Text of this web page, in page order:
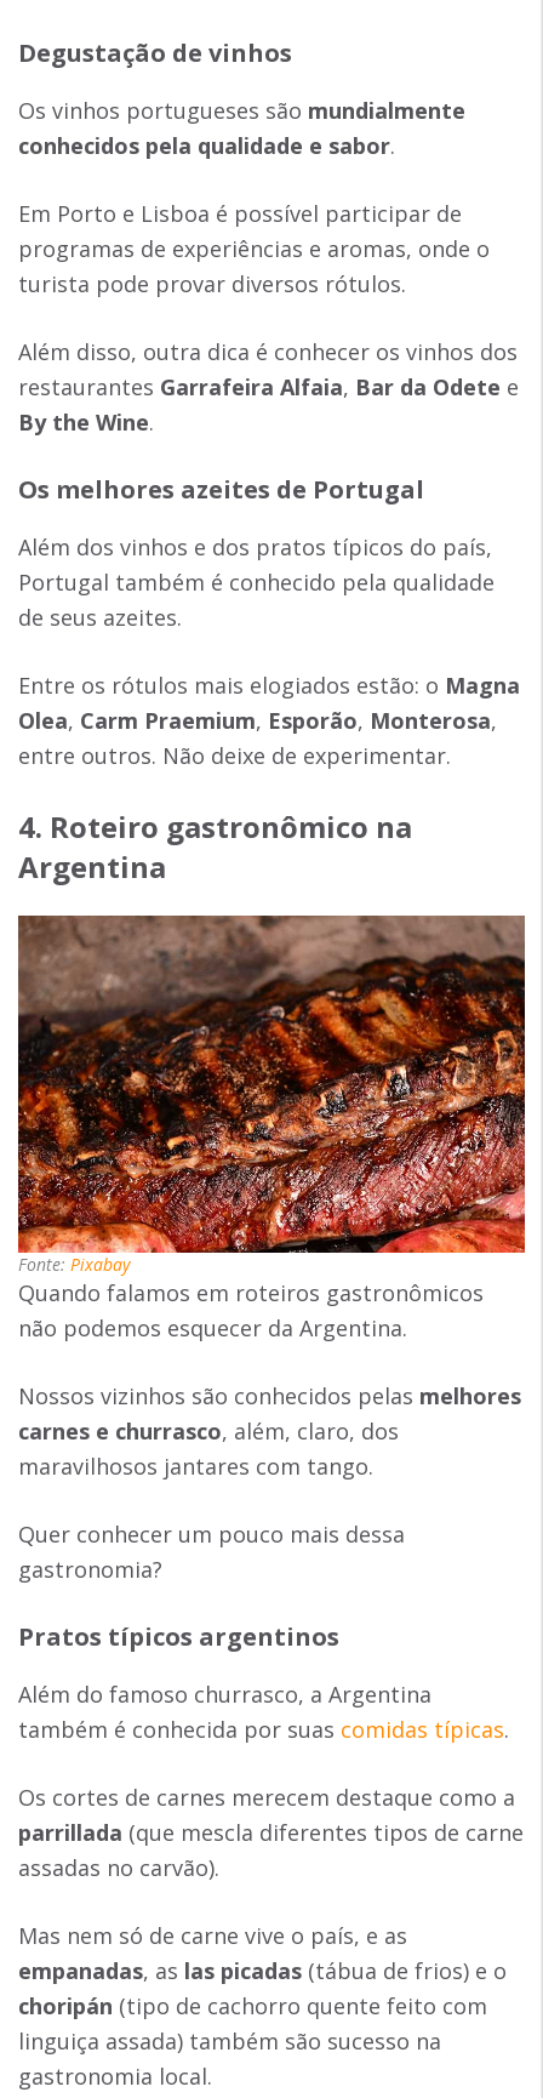
Degustação de vinhos
Os vinhos portugueses são mundialmente
conhecidos pela qualidade e sabor.
Em Porto e Lisboa é possível participar de
programas de experiências e aromas, onde o
turista pode provar diversos rótulos.
Além disso, outra dica é conhecer os vinhos dos
restaurantes Garrafeira Alfaia, Bar da Odete e
By the Wine.
Os melhores azeites de Portugal
Além dos vinhos e dos pratos típicos do país,
Portugal também é conhecido pela qualidade
de seus azeites.
Entre os rótulos mais elogiados estão: o Magna
Olea, Carm Praemium, Esporão, Monterosa,
entre outros. Não deixe de experimentar.
4. Roteiro gastronômico na
Argentina
Fonte: Pixabay
Quando falamos em roteiros gastronômicos
não podemos esquecer da Argentina.
Nossos vizinhos são conhecidos pelas melhores
carnes e churrasco, além, claro, dos
maravilhosos jantares com tango.
Quer conhecer um pouco mais dessa
gastronomia?
Pratos típicos argentinos
Além do famoso churrasco, a Argentina
também é conhecida por suas comidas típicas.
Os cortes de carnes merecem destaque como a
parrillada (que mescla diferentes tipos de carne
assadas no carvão).
Mas nem só de carne vive o país, e as
empanadas, as las picadas (tábua de frios) e o
choripán (tipo de cachorro quente feito com
linguiça assada) também são sucesso na
gastronomia local.